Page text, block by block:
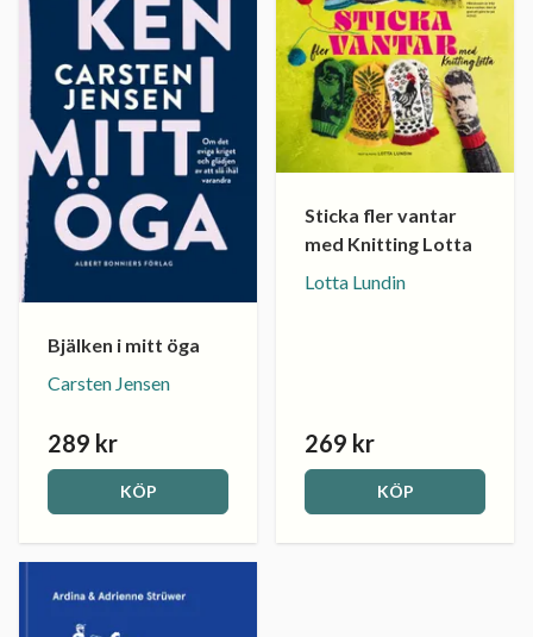
Bjälken i mitt öga
Carsten Jensen
289 kr
KÖP
Sticka fler vantar
med Knitting Lotta
Lotta Lundin
269 kr
KÖP